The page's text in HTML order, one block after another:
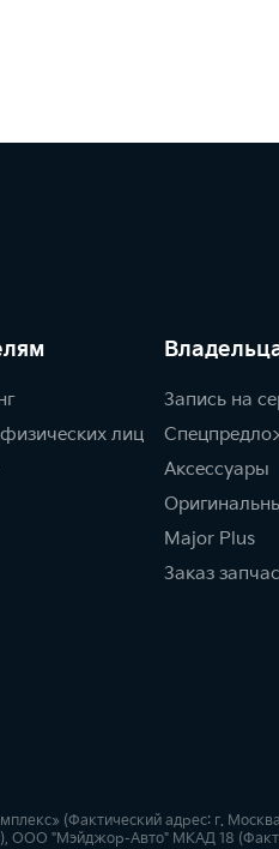
лиц
Запись на
Аксессуары
Major Plus
Заказ
(Фактический адрес: г.
ООО "Мэйджор-Авто" МКАД 18